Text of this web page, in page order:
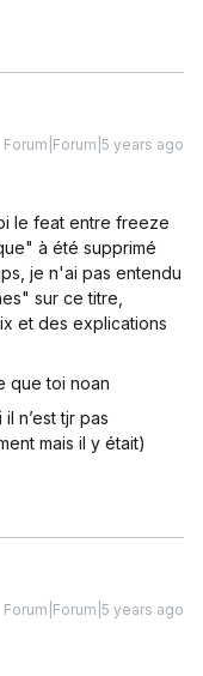
Forum|Forum|5 years ago
le feat entre freeze
à été supprimé
je n'ai pas entendu
sur ce titre,
et des explications
que toi noan
n’est tjr pas
mais il y était)
Forum|Forum|5 years ago